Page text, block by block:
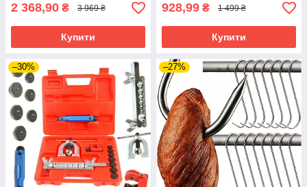
2 368,90 ₴ 3 969 ₴
Купити
928,99 ₴ 1 499 ₴
Купити
–30% –27%